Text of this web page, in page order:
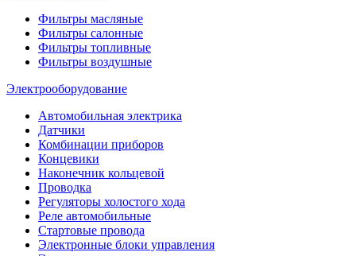
Фильтры масляные
Фильтры салонные
Фильтры топливные
Фильтры воздушные
Электрооборудование
Автомобильная электрика
Датчики
Комбинации приборов
Концевики
Наконечник кольцевой
Проводка
Регуляторы холостого хода
Реле автомобильные
Стартовые провода
Электронные блоки управления